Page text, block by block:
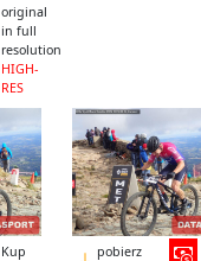
original
in full
resolution
HIGH-
RES
Kup
pobierz